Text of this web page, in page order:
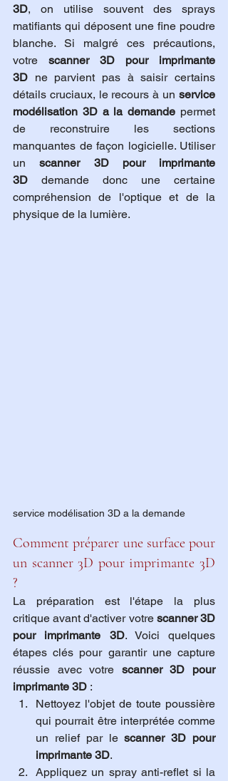
3D, on utilise souvent des sprays
matifiants qui déposent une fine poudre
blanche. Si malgré ces précautions,
votre scanner 3D pour imprimante
3D ne parvient pas à saisir certains
détails cruciaux, le recours à un service
modélisation 3D a la demande permet
de reconstruire les sections
manquantes de façon logicielle. Utiliser
un scanner 3D pour imprimante
3D demande donc une certaine
compréhension de l'optique et de la
physique de la lumière.
service modélisation 3D a la demande
Comment préparer une surface pour
un scanner 3D pour imprimante 3D
?
La préparation est l'étape la plus
critique avant d'activer votre scanner 3D
pour imprimante 3D. Voici quelques
étapes clés pour garantir une capture
réussie avec votre scanner 3D pour
imprimante 3D :
Nettoyez l'objet de toute poussière
qui pourrait être interprétée comme
un relief par le scanner 3D pour
imprimante 3D.
Appliquez un spray anti-reflet si la